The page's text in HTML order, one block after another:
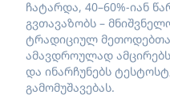
ჩატარდა, 40–60%-იან
გვთავაზობს –
ტრადიციულ
ამავდროულად
და ინარჩუნებს
გამომუშავებას.